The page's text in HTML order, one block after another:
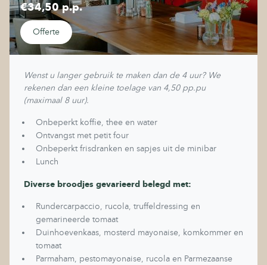
€34,50 p.p.
Offerte
Wenst u langer gebruik te maken dan de 4 uur? We
rekenen dan een kleine toelage van 4,50 pp.pu
(maximaal 8 uur).
Onbeperkt koffie, thee en water
Ontvangst met petit four
Onbeperkt frisdranken en sapjes uit de minibar
Lunch
Diverse broodjes gevarieerd belegd met:
Rundercarpaccio, rucola, truffeldressing en
gemarineerde tomaat
Duinhoevenkaas, mosterd mayonaise, komkommer en
tomaat
Parmaham, pestomayonaise, rucola en Parmezaanse